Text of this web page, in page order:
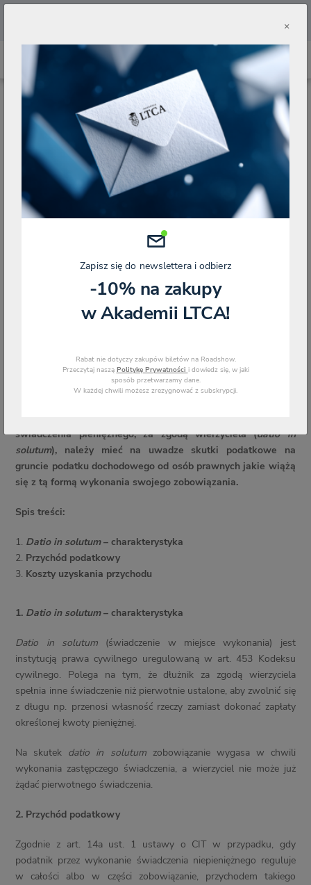
STRONA GŁÓWNA BLOG
CIT
SKUTKI PRZENIESIENIA WŁASNOŚCI RZECZY W RAMACH DATIO IN SOLUTUM W
PODATKU DOCHODOWYM OD OSÓB PRAWNYCH U DŁUŻNIKA
Skutki przeniesienia własności rzeczy
w ramach datio in solutum w podatku
dochodowym od osób prawnych u
świadczenia pieniężnego, za zgodą wierzyciela (datio in
solutum), należy mieć na uwadze skutki podatkowe na
gruncie podatku dochodowego od osób prawnych jakie wiążą
się z tą formą wykonania swojego zobowiązania.
Spis treści:
Datio in solutum– charakterystyka
Przychód podatkowy
Koszty uzyskania przychodu
1. Datio in solutum– charakterystyka
Datio in solutum (świadczenie w miejsce wykonania) jest
instytucją prawa cywilnego uregulowaną w art. 453 Kodeksu
cywilnego. Polega na tym, że dłużnik za zgodą wierzyciela
spełnia inne świadczenie niż pierwotnie ustalone, aby zwolnić się
z długu np. przenosi własność rzeczy zamiast dokonać zapłaty
określonej kwoty pieniężnej.
Na skutek datio in solutum zobowiązanie wygasa w chwili
wykonania zastępczego świadczenia, a wierzyciel nie może już
żądać pierwotnego świadczenia.
2. Przychód podatkowy
Zgodnie z art. 14a ust. 1 ustawy o CIT w przypadku, gdy
podatnik przez wykonanie świadczenia niepieniężnego reguluje
w całości albo w części zobowiązanie, przychodem takiego
×
Zapisz się do newslettera i odbierz
-10% na zakupy
w Akademii LTCA!
Rabat nie dotyczy zakupów biletów na Roadshow.
Przeczytaj naszą Politykę Prywatności i dowiedz się, w jaki
sposób przetwarzamy dane.
W każdej chwili możesz zrezygnować z subskrypcji.